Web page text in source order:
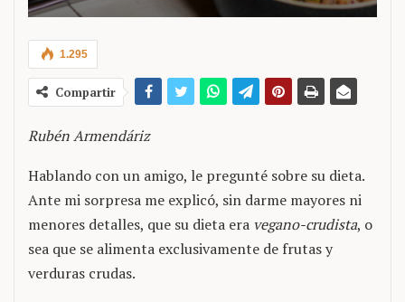
1.295
Compartir
Rubén Armendáriz
Hablando con un amigo, le pregunté sobre su dieta.
Ante mi sorpresa me explicó, sin darme mayores ni
menores detalles, que su dieta era vegano-crudista, o
sea que se alimenta exclusivamente de frutas y
verduras crudas.